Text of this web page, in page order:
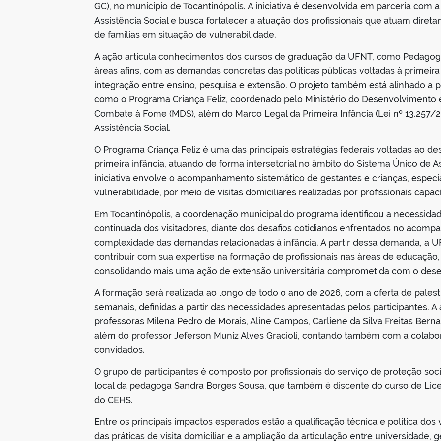
GC), no município de Tocantinópolis. A iniciativa é desenvolvida em parceria com
Assistência Social e busca fortalecer a atuação dos profissionais que atuam
de famílias em situação de vulnerabilidade.
A ação articula conhecimentos dos cursos de graduação da UFNT, como
áreas afins, com as demandas concretas das políticas públicas voltadas à
integração entre ensino, pesquisa e extensão. O projeto também está alinhado a
como o Programa Criança Feliz, coordenado pelo Ministério do Desenvolvimento
Combate à Fome (MDS), além do Marco Legal da Primeira Infância (Lei nº 13.257/
Assistência Social.
O Programa Criança Feliz é uma das principais estratégias federais voltadas ao
primeira infância, atuando de forma intersetorial no âmbito do Sistema Único de
iniciativa envolve o acompanhamento sistemático de gestantes e crianças,
vulnerabilidade, por meio de visitas domiciliares realizadas por profissionais
Em Tocantinópolis, a coordenação municipal do programa identificou a
continuada dos visitadores, diante dos desafios cotidianos enfrentados no
complexidade das demandas relacionadas à infância. A partir dessa demanda, a
contribuir com sua expertise na formação de profissionais nas áreas de
consolidando mais uma ação de extensão universitária comprometida com o
A formação será realizada ao longo de todo o ano de 2026, com a oferta de
semanais, definidas a partir das necessidades apresentadas pelos participantes.
professoras Milena Pedro de Morais, Aline Campos, Carliene da Silva Freitas
além do professor Jeferson Muniz Alves Gracioli, contando também com a
convidados.
O grupo de participantes é composto por profissionais do serviço de proteção
local da pedagoga Sandra Borges Sousa, que também é discente do curso de
do CEHS.
Entre os principais impactos esperados estão a qualificação técnica e política
das práticas de visita domiciliar e a ampliação da articulação entre universidade,